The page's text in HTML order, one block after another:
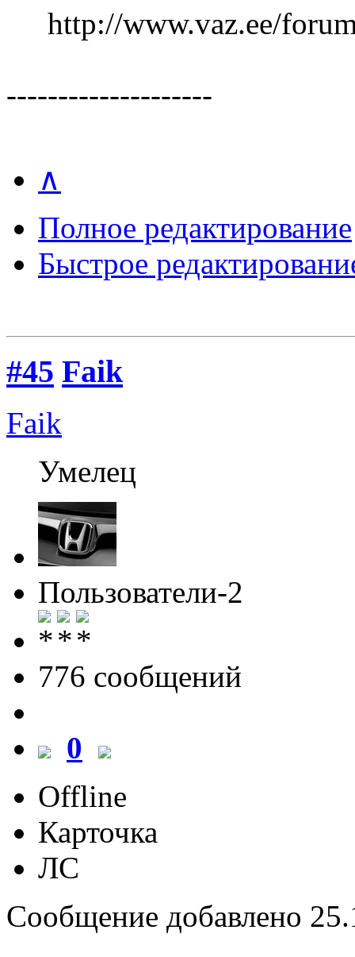
http://www.vaz.ee/
--------------------
∧
Полное редактирование
Быстрое
#45 Faik
Faik
Умелец
Пользователи-2
776 cообщений
0
Offline
Карточка
ЛС
Сообщение добавлено